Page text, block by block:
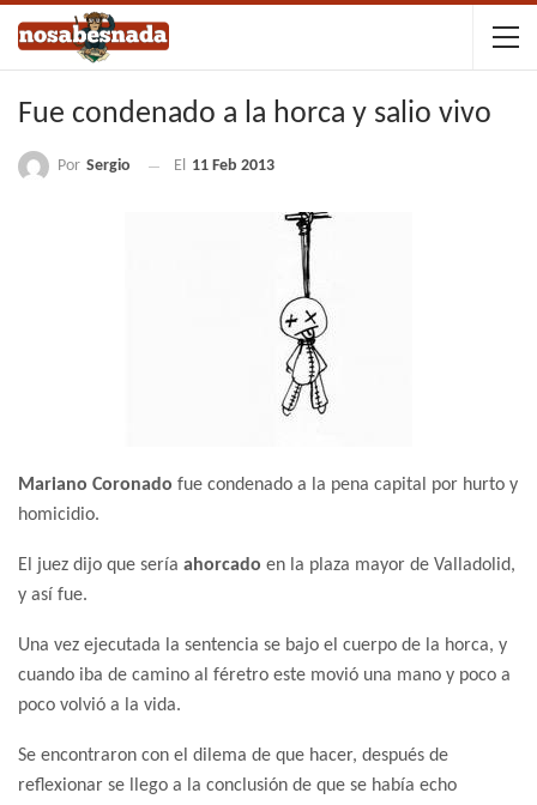
Fue condenado a la horca y salio vivo
Por Sergio El 11 Feb 2013
Mariano Coronado fue condenado a la pena capital por hurto y
homicidio.
El juez dijo que sería ahorcado en la plaza mayor de Valladolid,
y así fue.
Una vez ejecutada la sentencia se bajo el cuerpo de la horca, y
cuando iba de camino al féretro este movió una mano y poco a
poco volvió a la vida.
Se encontraron con el dilema de que hacer, después de
reflexionar se llego a la conclusión de que se había echo